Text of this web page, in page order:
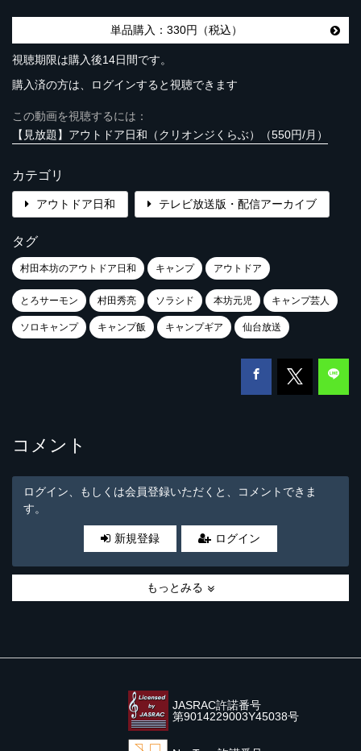
単品購入：330円（税込）
視聴期限は購入後14日間です。
購入済の方は、ログインすると視聴できます
この動画を視聴するには：
【見放題】アウトドア日和（クリオンジくらぶ）（550円/月）
カテゴリ
アウトドア日和 テレビ放送版・配信アーカイブ
タグ
村田本坊のアウトドア日和 キャンプ アウトドア
とろサーモン 村田秀亮 ソラシド 本坊元児 キャンプ芸人
ソロキャンプ キャンプ飯 キャンプギア 仙台放送
コメント
ログイン、もしくは会員登録いただくと、コメントできま
す。
新規登録 ログイン
もっとみる
JASRAC許諾番号
第9014229003Y45038号